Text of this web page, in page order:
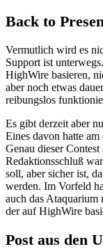
Back to
Vermutlich wird es
Support ist
HighWire basieren,
aber noch etwas
reibungslos
Es gibt derzeit aber
Eines davon hatte
Genau dieser
Redaktionsschluß
soll, aber sicher ist,
werden. Im Vorfeld
auch das Ataquarium
der auf HighWire
Post aus den